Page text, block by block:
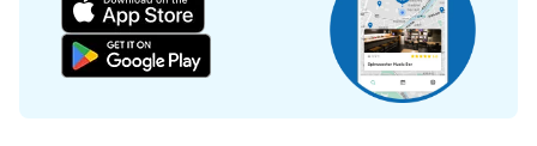
横浜ワールドポーターズの一階のメイン入口から入ってす
ぐ左のところに設置されてます。